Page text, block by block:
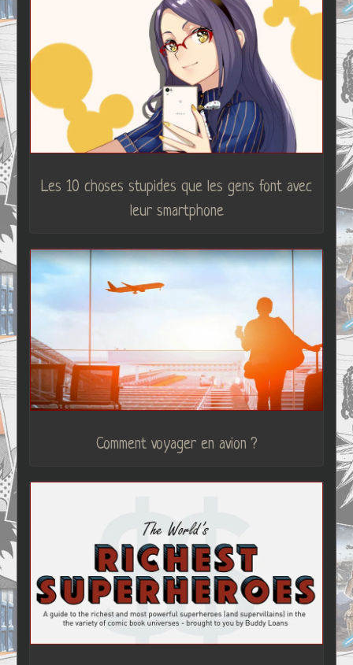
Les 10 choses stupides que les gens font avec
leur smartphone
Comment voyager en avion ?